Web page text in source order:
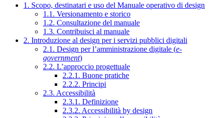
1. Scopo, destinatari e uso del Manuale operativo di design
1.1. Versionamento e storico
1.2. Consultazione del manuale
1.3. Contribuisci al manuale
2. Introduzione al design per i servizi pubblici digitali
2.1. Design per l’amministrazione digitale (e-
government)
2.2. L’approccio progettuale
2.2.1. Buone pratiche
2.2.2. Principi
2.3. Accessibilità
2.3.1. Definizione
2.3.2. Accessibilità by design